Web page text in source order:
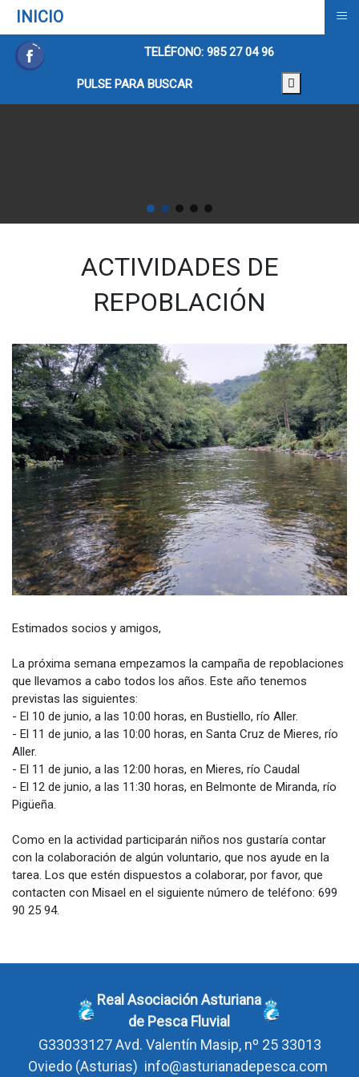
TELÉFONO: 985 27 04 96
PULSE PARA BUSCAR
ACTIVIDADES DE
REPOBLACIÓN
Estimados socios y amigos,
La próxima semana empezamos la campaña de repoblaciones
que llevamos a cabo todos los años. Este año tenemos
previstas las siguientes:
- El 10 de junio, a las 10:00 horas, en Bustiello, río Aller.
- El 11 de junio, a las 10:00 horas, en Santa Cruz de Mieres, río
Aller.
- El 11 de junio, a las 12:00 horas, en Mieres, río Caudal
- El 12 de junio, a las 11:30 horas, en Belmonte de Miranda, río
Pigüeña.
Como en la actividad participarán niños nos gustaría contar
con la colaboración de algún voluntario, que nos ayude en la
tarea. Los que estén dispuestos a colaborar, por favor, que
contacten con Misael en el siguiente número de teléfono: 699
90 25 94.
Real Asociación Asturiana
de Pesca Fluvial
G33033127Avd. Valentín Masip, nº 25 33013
Oviedo (Asturias) info@asturianadepesca.com
INICIO ≡